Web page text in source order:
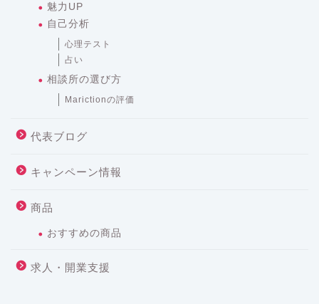
魅力UP
自己分析
心理テスト
占い
相談所の選び方
Marictionの評価
代表ブログ
キャンペーン情報
商品
おすすめの商品
求人・開業支援